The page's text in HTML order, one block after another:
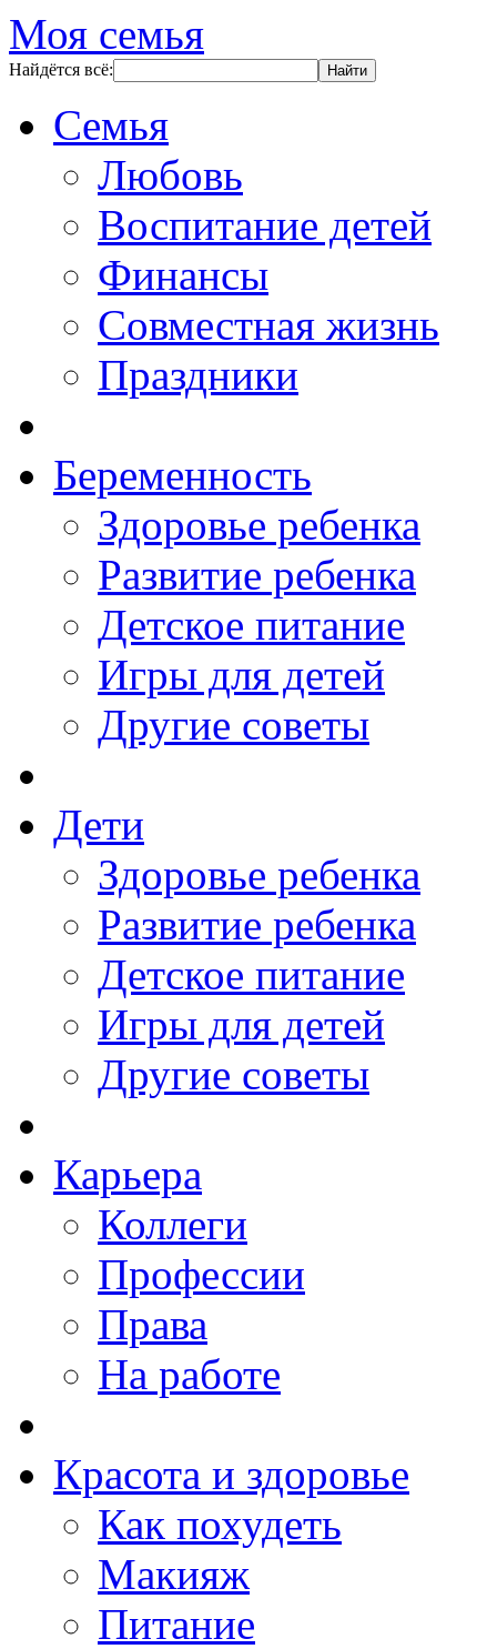
Моя семья
Найдётся всё:
Семья
Любовь
Воспитание детей
Финансы
Совместная жизнь
Праздники
Беременность
Здоровье ребенка
Развитие ребенка
Детское питание
Игры для детей
Другие советы
Дети
Здоровье ребенка
Развитие ребенка
Детское питание
Игры для детей
Другие советы
Карьера
Коллеги
Профессии
Права
На работе
Красота и здоровье
Как похудеть
Макияж
Питание